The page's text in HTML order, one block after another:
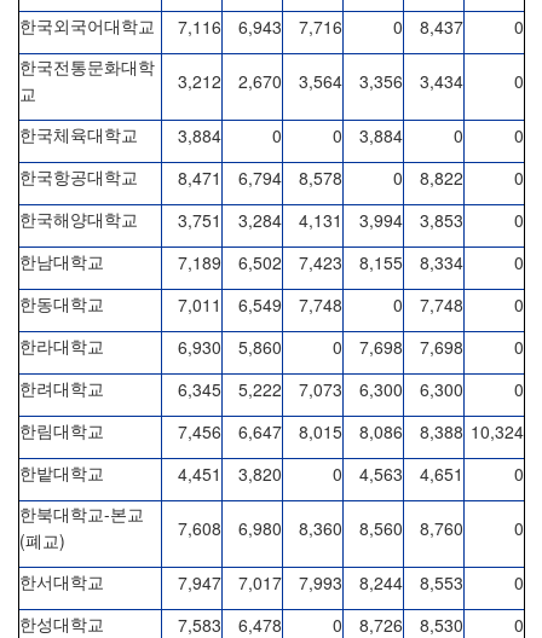
한국외국어대학교 7,116 6,943 7,716 0 8,437 0
한국전통문화대학
교
3,212 2,670 3,564 3,356 3,434 0
한국체육대학교 3,884 0 0 3,884 0 0
한국항공대학교 8,471 6,794 8,578 0 8,822 0
한국해양대학교 3,751 3,284 4,131 3,994 3,853 0
한남대학교 7,189 6,502 7,423 8,155 8,334 0
한동대학교 7,011 6,549 7,748 0 7,748 0
한라대학교 6,930 5,860 0 7,698 7,698 0
한려대학교 6,345 5,222 7,073 6,300 6,300 0
한림대학교 7,456 6,647 8,015 8,086 8,388 10,324
한밭대학교 4,451 3,820 0 4,563 4,651 0
한북대학교-본교
(폐교) 7,608 6,980 8,360 8,560 8,760 0
한서대학교 7,947 7,017 7,993 8,244 8,553 0
한성대학교 7,583 6,478 0 8,726 8,530 0